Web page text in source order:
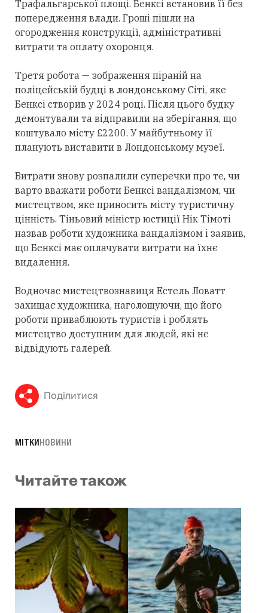
Трафальгарської площі. Бенксі встановив її без
попередження влади. Гроші пішли на
огородження конструкції, адміністративні
витрати та оплату охоронця.
Третя робота — зображення піраній на
поліцейській будці в лондонському Сіті, яке
Бенксі створив у 2024 році. Після цього будку
демонтували та відправили на зберігання, що
коштувало місту £2200. У майбутньому її
планують виставити в Лондонському музеї.
Витрати знову розпалили суперечки про те, чи
варто вважати роботи Бенксі вандалізмом, чи
мистецтвом, яке приносить місту туристичну
цінність. Тіньовий міністр юстиції Нік Тімоті
назвав роботи художника вандалізмом і заявив,
що Бенксі має оплачувати витрати на їхнє
видалення.
Водночас мистецтвознавиця Естель Ловатт
захищає художника, наголошуючи, що його
роботи приваблюють туристів і роблять
мистецтво доступним для людей, які не
відвідують галерей.
Поділитися
МІТКИНОВИНИ
Читайте також